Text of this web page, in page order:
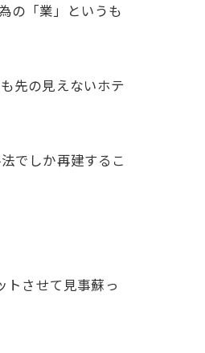
の「業」というも
先の見えないホテ
でしか再建するこ
トさせて見事蘇っ